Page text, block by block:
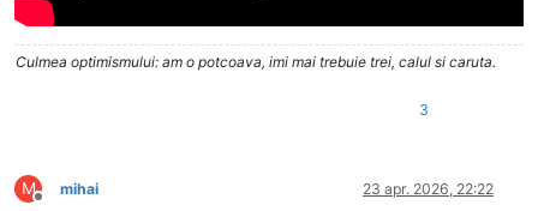
Culmea optimismului: am o potcoava, imi mai trebuie trei, calul si caruta.
3
M
Deconectat
mihai 23 apr. 2026, 22:22